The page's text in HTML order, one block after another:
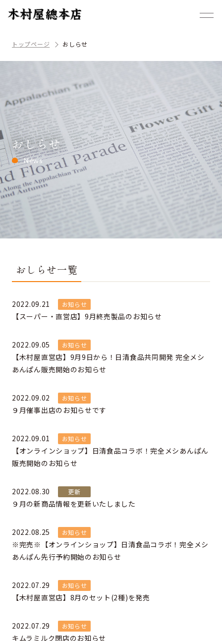
トップページ おしらせ
おしらせ
News
おしらせ一覧
2022.09.21 お知らせ
【スーパー・直営店】9月終売製品のお知らせ
2022.09.05 お知らせ
【木村屋直営店】9月9日から！日清食品共同開発 完全メシ
あんぱん販売開始のお知らせ
2022.09.02 お知らせ
９月催事出店のお知らせです
2022.09.01 お知らせ
【オンラインショップ】日清食品コラボ！完全メシあんぱん
販売開始のお知らせ
2022.08.30 更新
９月の新商品情報を更新いたしました
2022.08.25 お知らせ
※完売※【オンラインショップ】日清食品コラボ！完全メシ
あんぱん先行予約開始のお知らせ
2022.07.29 お知らせ
【木村屋直営店】8月のセット(2種)を発売
2022.07.29 お知らせ
キムラミルク閉店のお知らせ